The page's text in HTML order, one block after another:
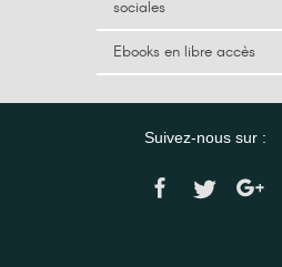
sociales
Ebooks en libre accès
Suivez-nous sur :